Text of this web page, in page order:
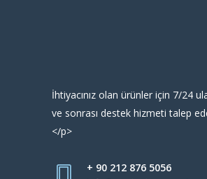
İhtiyacınız olan ürünler için 7/24
ve sonrası destek hizmeti talep
</p>
+ 90 212 876 5056